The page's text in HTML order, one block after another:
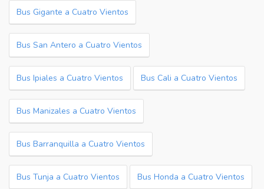
Bus Gigante a Cuatro Vientos
Bus San Antero a Cuatro Vientos
Bus Ipiales a Cuatro Vientos Bus Cali a Cuatro Vientos
Bus Manizales a Cuatro Vientos
Bus Barranquilla a Cuatro Vientos
Bus Tunja a Cuatro Vientos Bus Honda a Cuatro Vientos